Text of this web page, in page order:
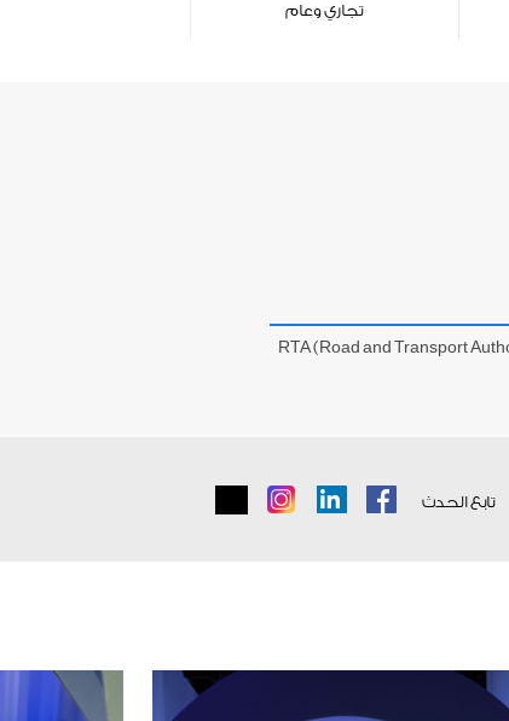
تجاري وعام
RTA (Road and Transport
تابع الحدث Facebook
LinkedIn
Instagram